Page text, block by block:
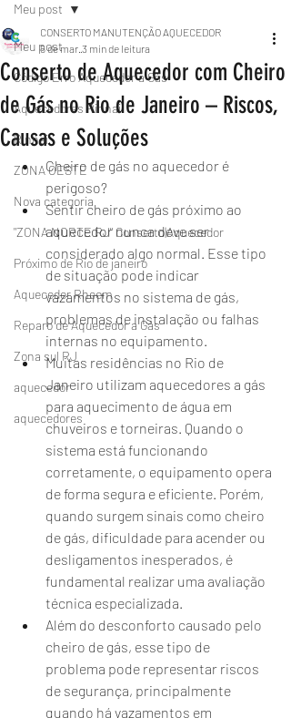
Meu post
Código Erro Aquecedor a Gás
Aquecedores Rinnai
Rinnai
ZONA OESTE
Nova categoria
"ZONA NORTE RJ" Conserto|Aquecedor
Próximo de Rio de janeiro
Aquecedor Rheem
Reparo de Aquecedor a Gás
Zona sul RJ
aquecedor
aquecedores
Meu post
Conserto de Aquecedor com Cheiro
de Gás no Rio de Janeiro – Riscos,
Causas e Soluções
CONSERTO MANUTENÇÃO AQUECEDOR
5 de mar. 3 min de leitura
Cheiro de gás no aquecedor é
perigoso?
Sentir cheiro de gás próximo ao
aquecedor nunca deve ser
considerado algo normal. Esse tipo
de situação pode indicar
vazamentos no sistema de gás,
problemas de instalação ou falhas
internas no equipamento.
Muitas residências no Rio de
Janeiro utilizam aquecedores a gás
para aquecimento de água em
chuveiros e torneiras. Quando o
sistema está funcionando
corretamente, o equipamento opera
de forma segura e eficiente. Porém,
quando surgem sinais como cheiro
de gás, dificuldade para acender ou
desligamentos inesperados, é
fundamental realizar uma avaliação
técnica especializada.
Além do desconforto causado pelo
cheiro de gás, esse tipo de
problema pode representar riscos
de segurança, principalmente
quando há vazamentos em